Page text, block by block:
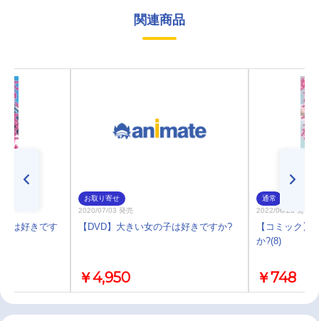
関連商品
は好きです
お取り寄せ
2020/07/03 発売
【DVD】大きい女の子は好きですか?
￥4,950
通常
2022/06/23 発売
【コミック】
か?(8)
￥748